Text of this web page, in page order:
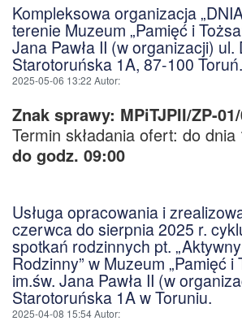
Kompleksowa organizacja
terenie Muzeum „Pamięć i
Jana Pawła II (w organizacji) ul.
Starotoruńska 1A, 87-100 Toruń.
2025-05-06 13:22 Autor:
Znak sprawy: MPiTJPII/ZP-
Termin składania ofert: do dnia
do godz. 09:00
Usługa opracowania i
czerwca do sierpnia 2025 r.
spotkań rodzinnych pt.
Rodzinny” w Muzeum „Pamięć i
im.św. Jana Pawła II (w
Starotoruńska 1A w Toruniu.
2025-04-08 15:54Autor: